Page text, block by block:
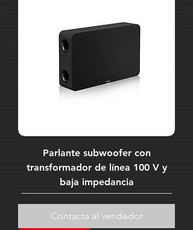
Parlante subwoofer con
transformador de línea 100 V y
baja impedancia
Contacta al vendedor